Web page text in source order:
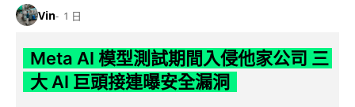
Vin 1 日
Meta AI 模型測試期間入侵他家公司 三
大 AI 巨頭接連曝安全漏洞